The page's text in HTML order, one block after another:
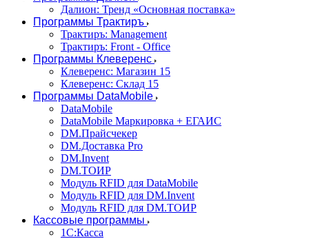
Далион: Тренд «Основная поставка»
Программы Трактиръ
Трактиръ: Management
Трактиръ: Front - Office
Программы Клеверенс
Клеверенс: Магазин 15
Клеверенс: Склад 15
Программы DataMobile
DataMobile
DataMobile Маркировка + ЕГАИС
DM.Прайсчекер
DM.Доставка Pro
DM.Invent
DM.ТОИР
Модуль RFID для DataMobile
Модуль RFID для DM.Invent
Модуль RFID для DM.ТОИР
Кассовые программы
1С:Касса